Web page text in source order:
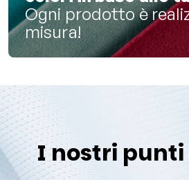
Ogni prodotto è
misura!
I nostri punti